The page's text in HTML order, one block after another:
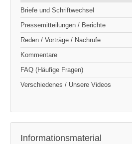
Briefe und Schriftwechsel
Pressemitteilungen / Berichte
Reden / Vorträge / Nachrufe
Kommentare
FAQ (Häufige Fragen)
Verschiedenes / Unsere Videos
Informationsmaterial